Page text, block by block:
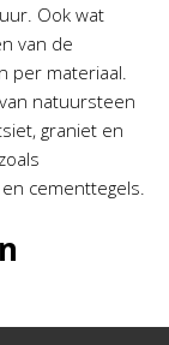
Ook wat
van de
per materiaal.
natuursteen
graniet en
cementtegels.